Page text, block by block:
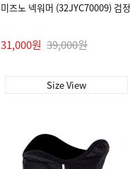
미즈노 넥워머 (32JYC70009) 검정
31,000원 39,000원
Size View